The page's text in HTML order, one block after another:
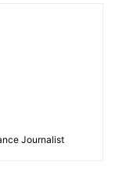
Journalist